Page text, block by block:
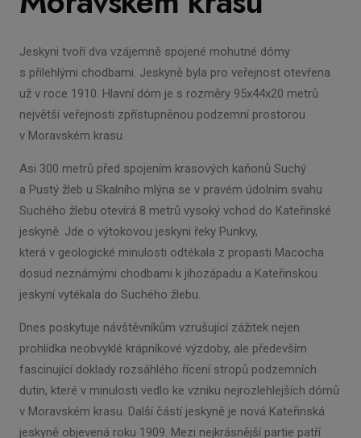
Jeskyni tvoří dva vzájemně spojené mohutné dómy
s přilehlými chodbami. Jeskyně byla pro veřejnost otevřena
už v roce 1910. Hlavní dóm je s rozměry 95x44x20 metrů
největší veřejnosti zpřístupněnou podzemní prostorou
v Moravském krasu.
Asi 300 metrů před spojením krasových kaňonů Suchý
a Pustý žleb u Skalního mlýna se v pravém údolním svahu
Suchého žlebu otevírá 8 metrů vysoký vchod do Kateřinské
jeskyně. Jde o výtokovou jeskyni řeky Punkvy,
která v geologické minulosti odtékala z propasti Macocha
dosud neznámými chodbami k jihozápadu a Kateřinskou
jeskyní vytékala do Suchého žlebu.
Dnes poskytuje návštěvníkům vzrušující zážitek nejen
prohlídka neobvyklé krápníkové výzdoby, ale především
fascinující doklady rozsáhlého řícení stropů podzemních
dutin, které v minulosti vedlo ke vzniku nejrozlehlejších dómů
v Moravském krasu. Další částí jeskyně je nová Kateřinská
jeskyně objevená roku 1909. Mezi nejkrásnější partie patří